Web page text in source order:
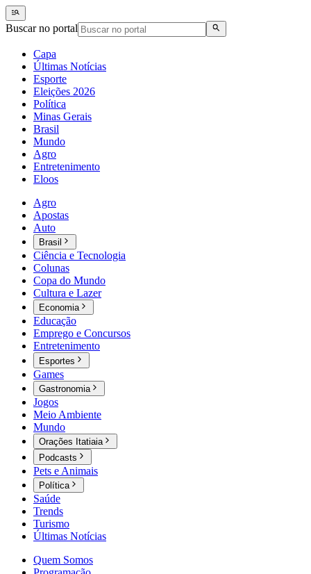
Buscar no portal
Capa
Últimas Notícias
Esporte
Eleições 2026
Política
Minas Gerais
Brasil
Mundo
Agro
Entretenimento
Eloos
Agro
Apostas
Auto
Brasil
Ciência e Tecnologia
Colunas
Copa do Mundo
Cultura e Lazer
Economia
Educação
Emprego e Concursos
Entretenimento
Esportes
Games
Gastronomia
Jogos
Meio Ambiente
Mundo
Orações Itatiaia
Podcasts
Pets e Animais
Política
Saúde
Trends
Turismo
Últimas Notícias
Quem Somos